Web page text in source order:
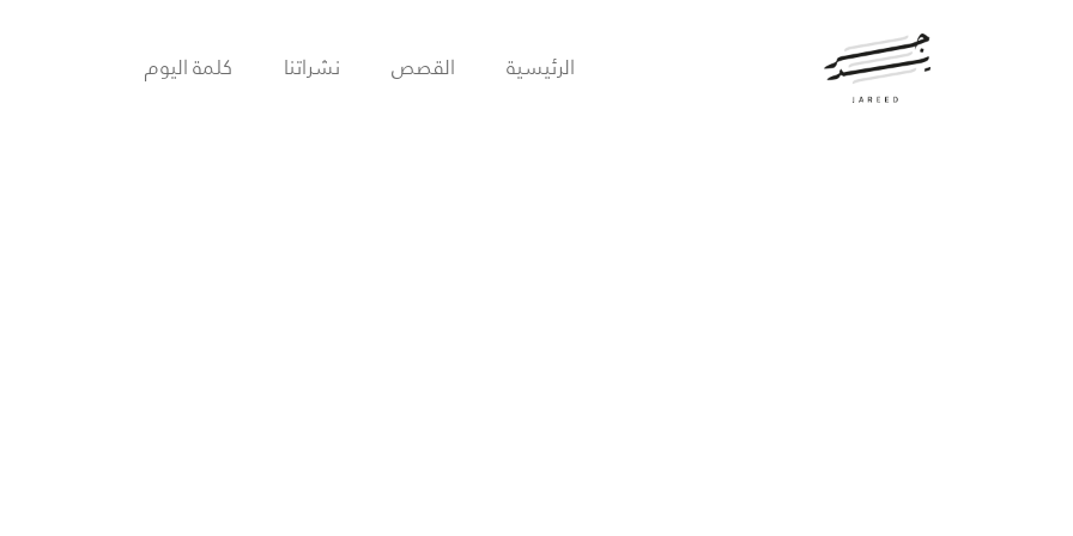
الرئيسية القصص نشراتنا كلمة اليوم